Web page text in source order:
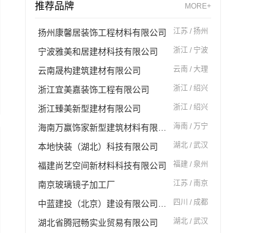
推荐品牌 MORE+
扬州康馨居装饰工程材料有限公司 江苏 / 扬州
宁波雅美和居建材科技有限公司 浙江 / 宁波
云南晟构建筑建材有限公司 云南 / 大理
浙江宜美嘉装饰工程有限公司 浙江 / 绍兴
浙江臻美新型建材有限公司 浙江 / 绍兴
海南 / 万宁
本地快装（湖北）科技有限公司 湖北 / 武汉
福建尚艺空间新材料科技有限公司 福建 / 泉州
南京玻璃镜子加工厂 江苏 / 南京
四川 / 成都
湖北省腾冠畅实业贸易有限公司 湖北 / 武汉